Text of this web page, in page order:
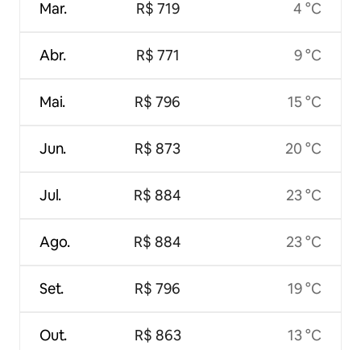
Mar.
Abr.
Mai.
Jun.
Jul.
Ago.
Set.
Out.
R$ 719
R$ 771
R$ 796
R$ 873
R$ 884
R$ 884
R$ 796
R$ 863
4 °C
9 °C
15 °C
20 °C
23 °C
23 °C
19 °C
13 °C